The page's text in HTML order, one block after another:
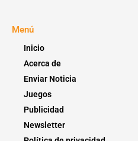
Menú
Inicio
Acerca de
Enviar Noticia
Juegos
Publicidad
Newsletter